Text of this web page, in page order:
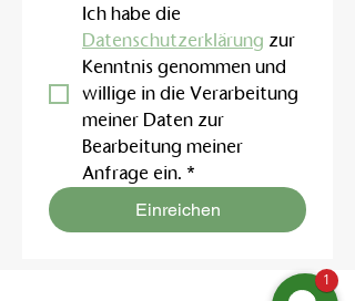
Datenschutzerklärung zur
Kenntnis genommen und
willige in die Verarbeitung
meiner Daten zur
Bearbeitung meiner
Anfrage ein. *
Einreichen
1